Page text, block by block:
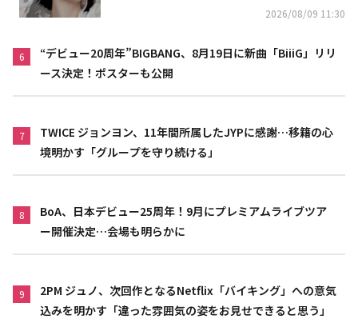
2026/08/09 11:30
6
“デビュー20周年”BIGBANG、8月19日に新曲「BiiiG」リリ
ース決定！ポスターも公開
7
TWICE ジョンヨン、11年間所属したJYPに感謝…移籍の心
境明かす「グループを守り続ける」
8
BoA、日本デビュー25周年！9月にプレミアムライブツア
ー開催決定…会場も明らかに
9
2PM ジュノ、次回作となるNetflix「バイキング」への意気
込みを明かす「違った雰囲気の姿をお見せできると思う」